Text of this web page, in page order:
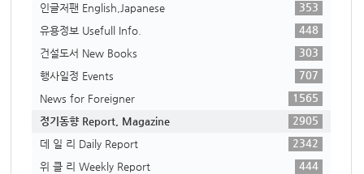
인글저팬 English,Japanese
353
유용정보 Usefull Info.
448
건설도서 New Books
303
행사일정 Events
707
News for Foreigner
1565
정기동향 Report, Magazine
2905
데 일 리 Daily Report
2342
위 클 리 Weekly Report
444